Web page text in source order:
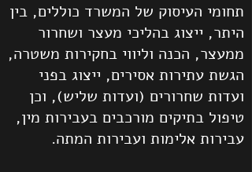
תחומי העיסוק של המשרד כוללים, בין
היתר, ייצוג בהליכי מעצר ושחרור
ממעצר, הכנה וליווי בחקירות משטרה,
הגשת עתירות אסירים, ייצוג בפני
ועדות שחרורים (ועדות שליש), וכן
טיפול בתיקים מורכבים בעבירות מין,
עבירות אלימות ועבירות המתה.